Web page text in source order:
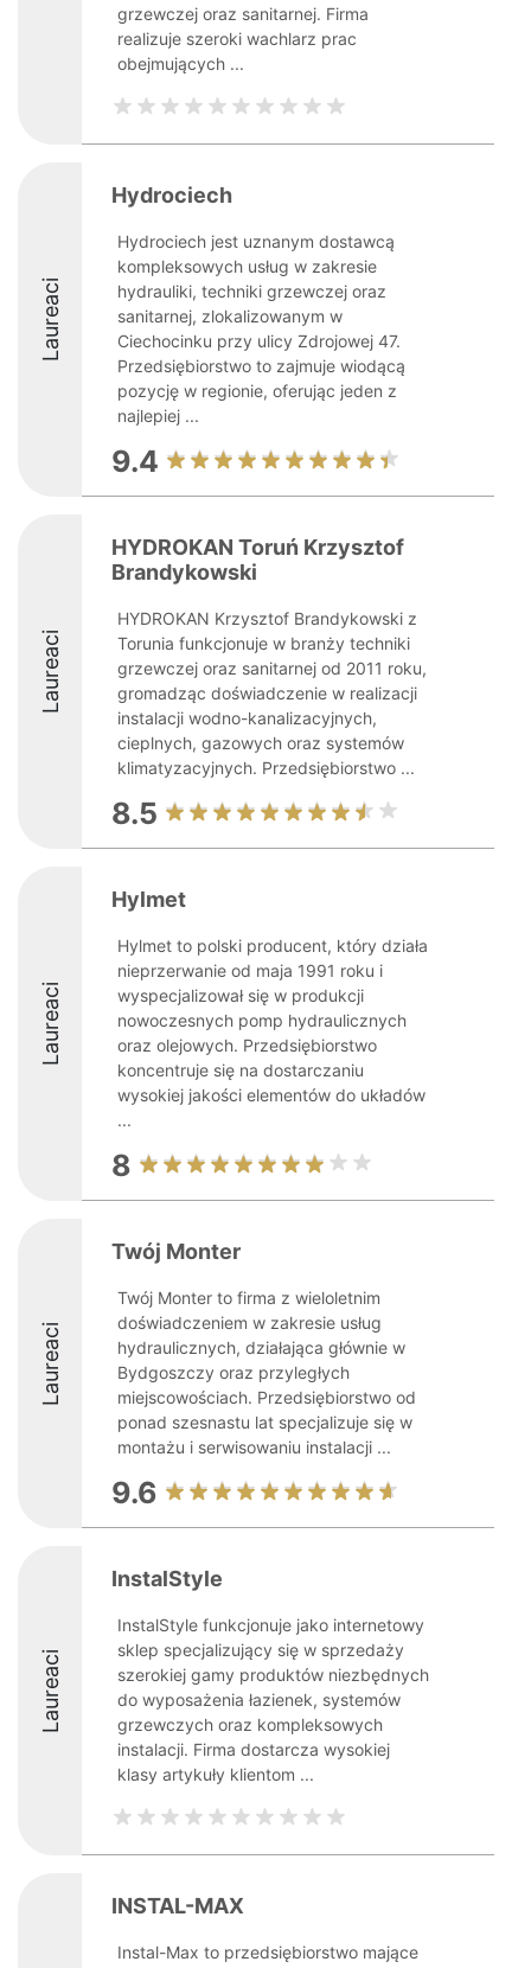
grzewczej oraz sanitarnej. Firma
realizuje szeroki wachlarz prac
obejmujących ...
Laureaci
Hydrociech
Hydrociech jest uznanym dostawcą
kompleksowych usług w zakresie
hydrauliki, techniki grzewczej oraz
sanitarnej, zlokalizowanym w
Ciechocinku przy ulicy Zdrojowej 47.
Przedsiębiorstwo to zajmuje wiodącą
pozycję w regionie, oferując jeden z
najlepiej ...
9.4
Laureaci
HYDROKAN Toruń Krzysztof
Brandykowski
HYDROKAN Krzysztof Brandykowski z
Torunia funkcjonuje w branży techniki
grzewczej oraz sanitarnej od 2011 roku,
gromadząc doświadczenie w realizacji
instalacji wodno-kanalizacyjnych,
cieplnych, gazowych oraz systemów
klimatyzacyjnych. Przedsiębiorstwo ...
8.5
Laureaci
Hylmet
Hylmet to polski producent, który działa
nieprzerwanie od maja 1991 roku i
wyspecjalizował się w produkcji
nowoczesnych pomp hydraulicznych
oraz olejowych. Przedsiębiorstwo
koncentruje się na dostarczaniu
wysokiej jakości elementów do układów
...
8
Laureaci
Twój Monter
Twój Monter to firma z wieloletnim
doświadczeniem w zakresie usług
hydraulicznych, działająca głównie w
Bydgoszczy oraz przyległych
miejscowościach. Przedsiębiorstwo od
ponad szesnastu lat specjalizuje się w
montażu i serwisowaniu instalacji ...
9.6
Laureaci
InstalStyle
InstalStyle funkcjonuje jako internetowy
sklep specjalizujący się w sprzedaży
szerokiej gamy produktów niezbędnych
do wyposażenia łazienek, systemów
grzewczych oraz kompleksowych
instalacji. Firma dostarcza wysokiej
klasy artykuły klientom ...
INSTAL-MAX
Instal-Max to przedsiębiorstwo mające